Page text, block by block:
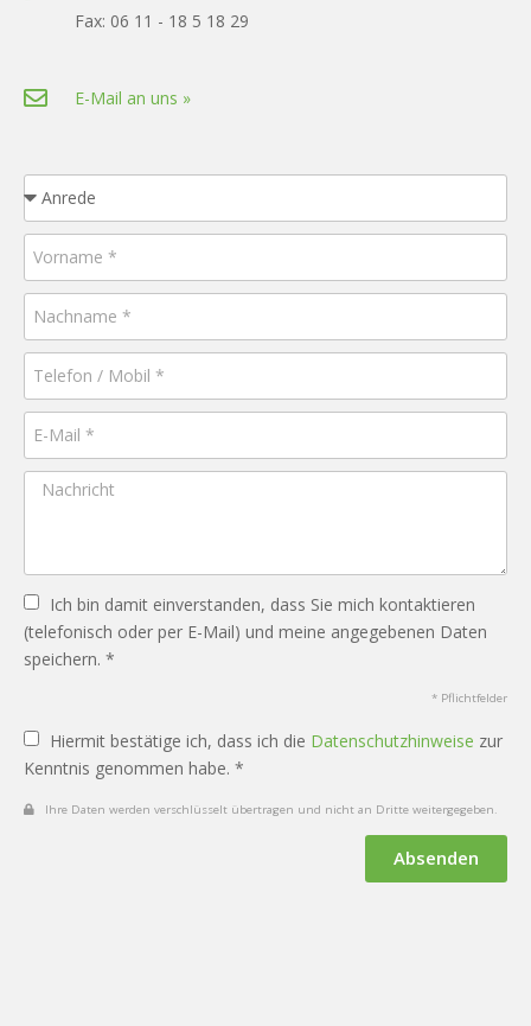
Fax: 06 11 - 18 5 18 29
E-Mail an uns »
Ich bin damit einverstanden, dass Sie mich kontaktieren
(telefonisch oder per E-Mail) und meine angegebenen Daten
speichern. *
* Pflichtfelder
Hiermit bestätige ich, dass ich die Datenschutzhinweise zur
Kenntnis genommen habe. *
Ihre Daten werden verschlüsselt übertragen und nicht an Dritte weitergegeben.
Absenden